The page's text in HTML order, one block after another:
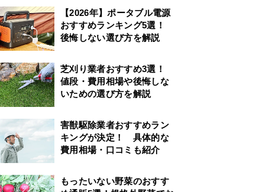
【2026年】ポータブル電源
おすすめランキング5選！
後悔しない選び方を解説
芝刈り業者おすすめ3選！
値段・費用相場や後悔しな
いための選び方を解説
害獣駆除業者おすすめラン
キングが決定！ 具体的な
費用相場・口コミも紹介
もったいない野菜のおすす